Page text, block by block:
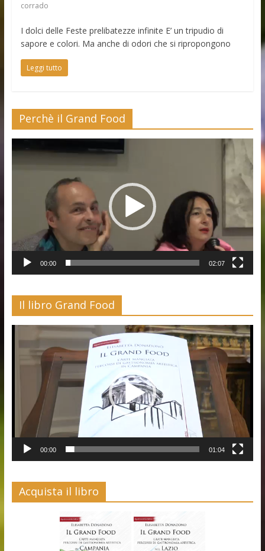
corrado
I dolci delle Feste prelibatezze infinite E’ un tripudio di
sapore e colori. Ma anche di odori che si ripropongono
Leggi tutto
Perchè il Grand Food
00:00 02:07
Il libro Grand Food
Player
00:00 01:04
Acquista il libro